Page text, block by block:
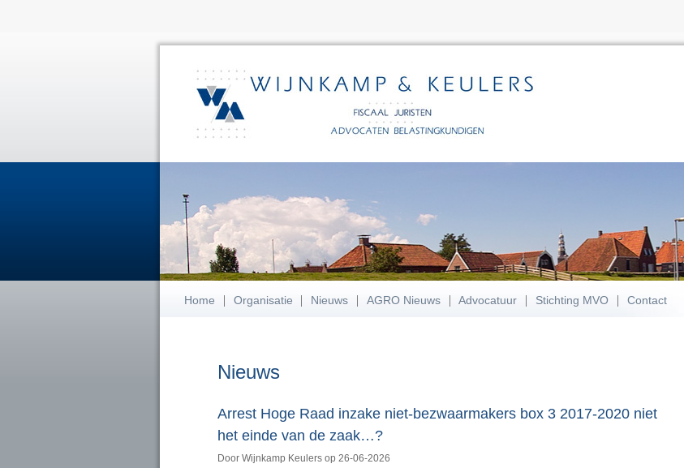
Home Organisatie Nieuws AGRO Nieuws Advocatuur Stichting MVO Contact
Nieuws
Arrest Hoge Raad inzake niet-bezwaarmakers box 3 2017-2020 niet
het einde van de zaak…?
Door Wijnkamp Keulers op 26-06-2026